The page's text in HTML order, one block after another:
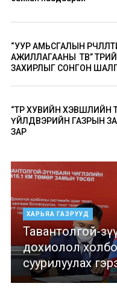
“УУР АМЬСГАЛЫН
АЖИЛЛАГААНЫ ТӨВ”
ЗАХИРЛЫГ СОНГОН
“ТӨР ХУВИЙН ХЭВШЛИЙН
ҮЙЛДВЭРИЙН ГАЗРЫН
ЗАР
ХАРЬЯА ГАЗРУУД
Тавантолгой-
дохиолол
суурилуулах